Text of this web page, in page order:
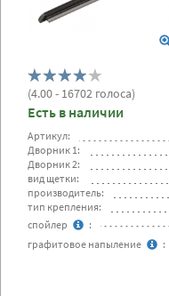
(4.00- 16702 голоса)
Есть в наличии
Артикул:
Дворник 1:
Дворник 2:
вид щетки:
производитель:
тип крепления:
спойлер
:
графитовое напыление
: